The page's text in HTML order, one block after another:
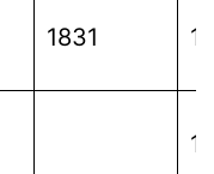
1831